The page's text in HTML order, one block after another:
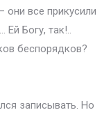
они все прикусили
Богу, так!..
беспорядков?
записывать. Но